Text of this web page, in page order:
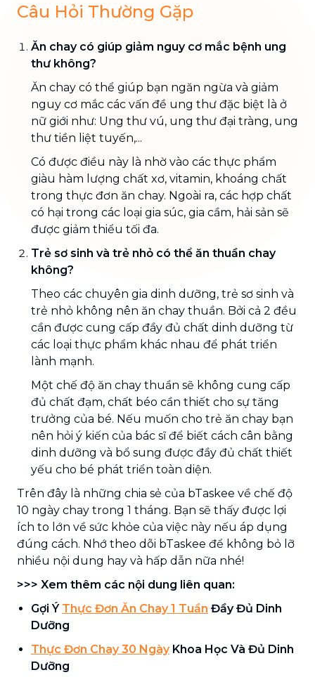
Câu Hỏi Thường Gặp
Ăn chay có giúp giảm nguy cơ mắc bệnh ung
thư không?
Ăn chay có thể giúp bạn ngăn ngừa và giảm
nguy cơ mắc các vấn đề ung thư đặc biệt là ở
nữ giới như: Ung thư vú, ung thư đại tràng, ung
thư tiền liệt tuyến,...
Có được điều này là nhờ vào các thực phẩm
giàu hàm lượng chất xơ, vitamin, khoáng chất
trong thực đơn ăn chay. Ngoài ra, các hợp chất
có hại trong các loại gia súc, gia cầm, hải sản sẽ
được giảm thiểu tối đa.
Trẻ sơ sinh và trẻ nhỏ có thể ăn thuần chay
không?
Theo các chuyên gia dinh dưỡng, trẻ sơ sinh và
trẻ nhỏ không nên ăn chay thuần. Bởi cả 2 đều
cần được cung cấp đầy đủ chất dinh dưỡng từ
các loại thực phẩm khác nhau để phát triển
lành mạnh.
Một chế độ ăn chay thuần sẽ không cung cấp
đủ chất đạm, chất béo cần thiết cho sự tăng
trưởng của bé. Nếu muốn cho trẻ ăn chay bạn
nên hỏi ý kiến của bác sĩ để biết cách cân bằng
dinh dưỡng và bổ sung được đầy đủ chất thiết
yếu cho bé phát triển toàn diện.
Trên đây là những chia sẻ của bTaskee về chế độ
10 ngày chay trong 1 tháng. Bạn sẽ thấy được lợi
ích to lớn về sức khỏe của việc này nếu áp dụng
đúng cách. Nhớ theo dõi bTaskee để không bỏ lỡ
nhiều nội dung hay và hấp dẫn nữa nhé!
>>> Xem thêm các nội dung liên quan:
Gợi Ý Thực Đơn Ăn Chay 1 Tuần Đầy Đủ Dinh
Dưỡng
Thực Đơn Chay 30 NgàyKhoa Học Và Đủ Dinh
Dưỡng